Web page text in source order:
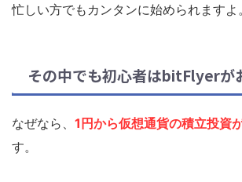
忙しい方でもカンタンに始められますよ。
その中でも初心者はbitFlyerが
なぜなら、 1円から仮想通貨の積立投資
す。